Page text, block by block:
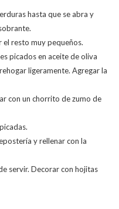
hasta que se abra y
resto muy pequeños.
picados en aceite de oliva
ligeramente. Agregar la
con un chorrito de zumo de
y rellenar con la
servir. Decorar con hojitas